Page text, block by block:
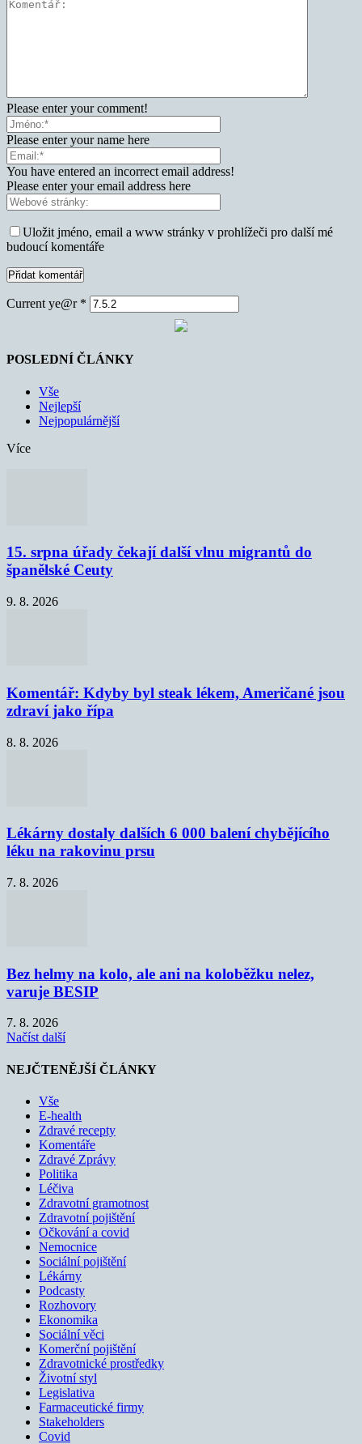
Please enter your comment!
Please enter your name here
You have entered an incorrect email address!
Please enter your email address here
Uložit jméno, email a www stránky v prohlížeči pro další mé
budoucí komentáře
Current ye@r *
POSLEDNÍ ČLÁNKY
Vše
Nejlepší
Nejpopulárnější
Více
15. srpna úřady čekají další vlnu migrantů do
španělské Ceuty
9. 8. 2026
Komentář: Kdyby byl steak lékem, Američané jsou
zdraví jako řípa
8. 8. 2026
Lékárny dostaly dalších 6 000 balení chybějícího
léku na rakovinu prsu
7. 8. 2026
Bez helmy na kolo, ale ani na koloběžku nelez,
varuje BESIP
7. 8. 2026
Načíst další
NEJČTENĚJŠÍ ČLÁNKY
Vše
E-health
Zdravé recepty
Komentáře
Zdravé Zprávy
Politika
Léčiva
Zdravotní gramotnost
Zdravotní pojištění
Očkování a covid
Nemocnice
Sociální pojištění
Lékárny
Podcasty
Rozhovory
Ekonomika
Sociální věci
Komerční pojištění
Zdravotnické prostředky
Životní styl
Legislativa
Farmaceutické firmy
Stakeholders
Covid